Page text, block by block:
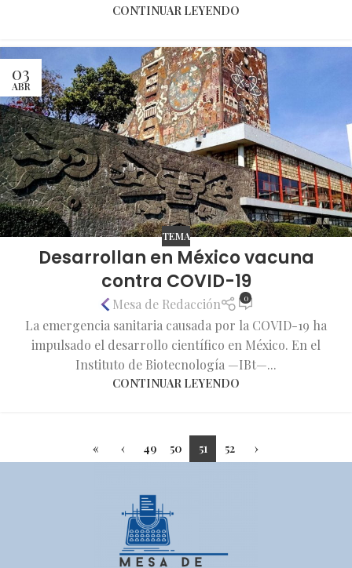
CONTINUAR LEYENDO
03
ABR
TEMA
Desarrollan en México vacuna
contra COVID-19
Mesa de Redacción 0
La emergencia sanitaria causada por la COVID-19 ha
impulsado el desarrollo científico en México. En el
Instituto de Biotecnología —IBt—...
CONTINUAR LEYENDO
« ‹ 49 50 51 52 ›